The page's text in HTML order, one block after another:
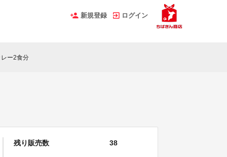
新規登録 ログイン
ー2食分
残り販売数 38